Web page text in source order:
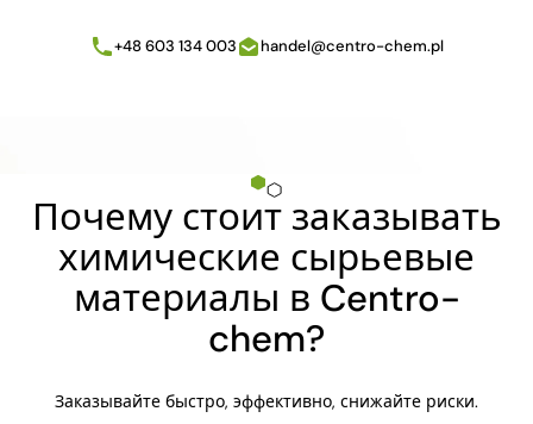
+48 603 134 003 handel@centro-chem.pl
Почему стоит заказывать
химические сырьевые
материалы в Centro-
chem?
Заказывайте быстро, эффективно, снижайте риски.